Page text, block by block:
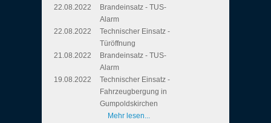
22.08.2022
Brandeinsatz - TUS-
Alarm
22.08.2022
Technischer Einsatz -
Türöffnung
21.08.2022
Brandeinsatz - TUS-
Alarm
19.08.2022
Technischer Einsatz -
Fahrzeugbergung in
Gumpoldskirchen
Mehr lesen...